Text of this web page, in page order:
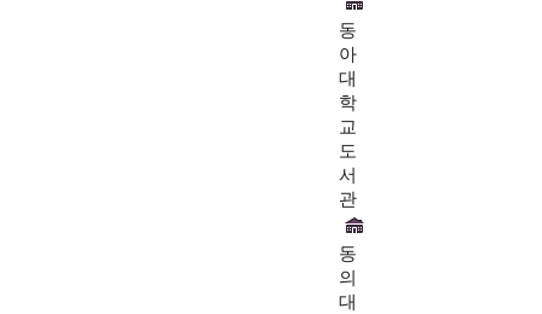
동
아
대
학
교
도
서
관
동
의
대